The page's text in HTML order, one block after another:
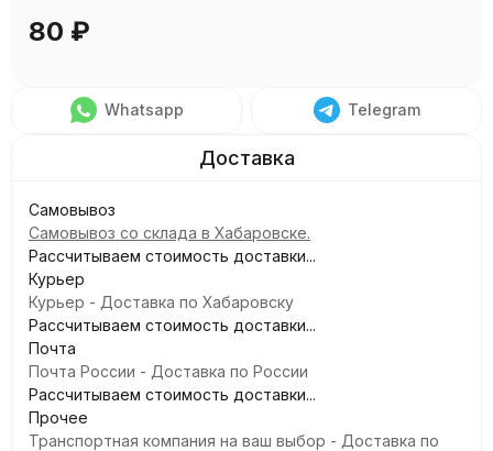
80 ₽
Whatsapp Telegram
Самовывоз
Самовывоз со склада в Хабаровске.
Рассчитываем стоимость доставки...
Курьер
Курьер - Доставка по Хабаровску
Рассчитываем стоимость доставки...
Почта
Почта России - Доставка по России
Рассчитываем стоимость доставки...
Прочее
Транспортная компания на ваш выбор - Доставка по